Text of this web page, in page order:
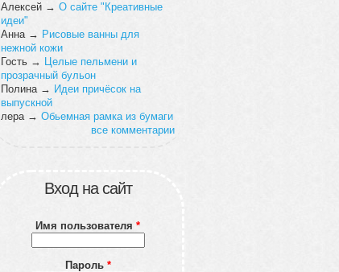
Алексей → О сайте "Креативные
идеи"
Анна→ Рисовые ванны для
нежной кожи
Гость → Целые пельмени и
прозрачный бульон
Полина→ Идеи причёсок на
выпускной
лера→ Обьемная рамка из бумаги
все комментарии
Вход на сайт
Имя пользователя *
Пароль *